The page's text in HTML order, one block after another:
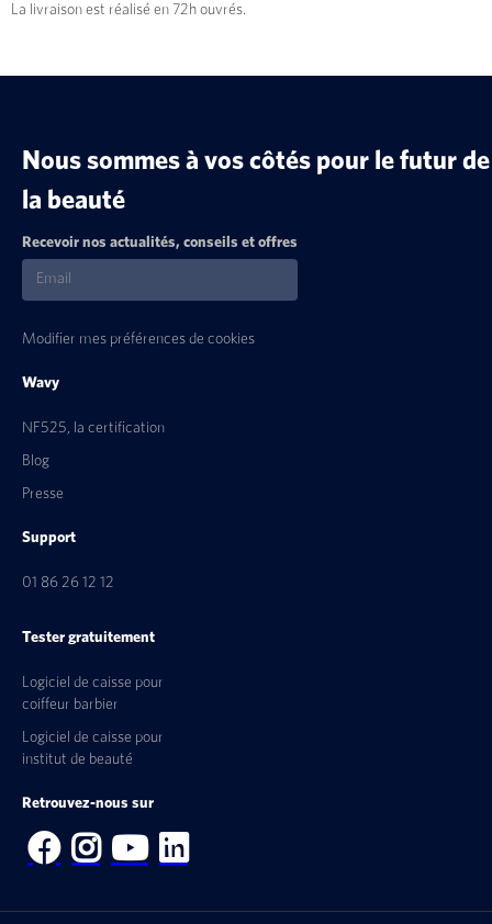
La livraison est réalisé en 72h ouvrés.
Nous sommes à vos côtés pour le futur de
la beauté
Recevoir nos actualités, conseils et offres
Modifier mes préférences de cookies
Wavy
NF525, la certification
Blog
Presse
Support
01 86 26 12 12
Tester gratuitement
Logiciel de caisse pour
coiffeur barbier
Logiciel de caisse pour
institut de beauté
Retrouvez-nous sur
   